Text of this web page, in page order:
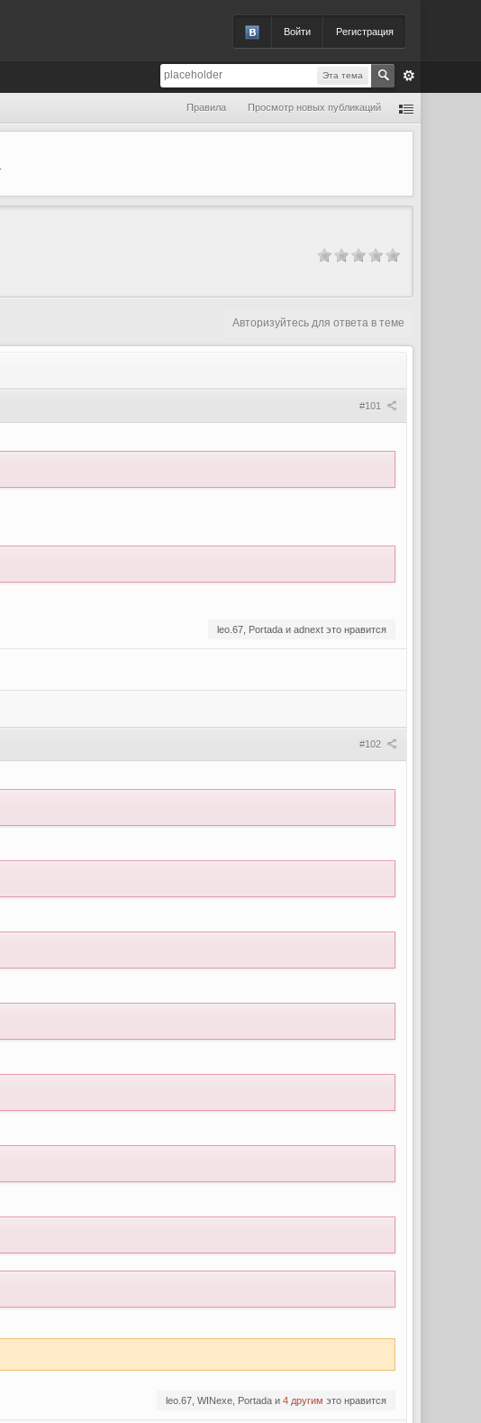
Войти Регистрация
Эта тема
Правила Просмотр новых публикаций
Авторизуйтесь для ответа в теме
#101
leo.67, Portada и adnext это нравится
#102
leo.67, WINexe, Portada и 4 другим это нравится